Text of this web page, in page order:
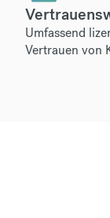
Umfassend
Vertrauen von